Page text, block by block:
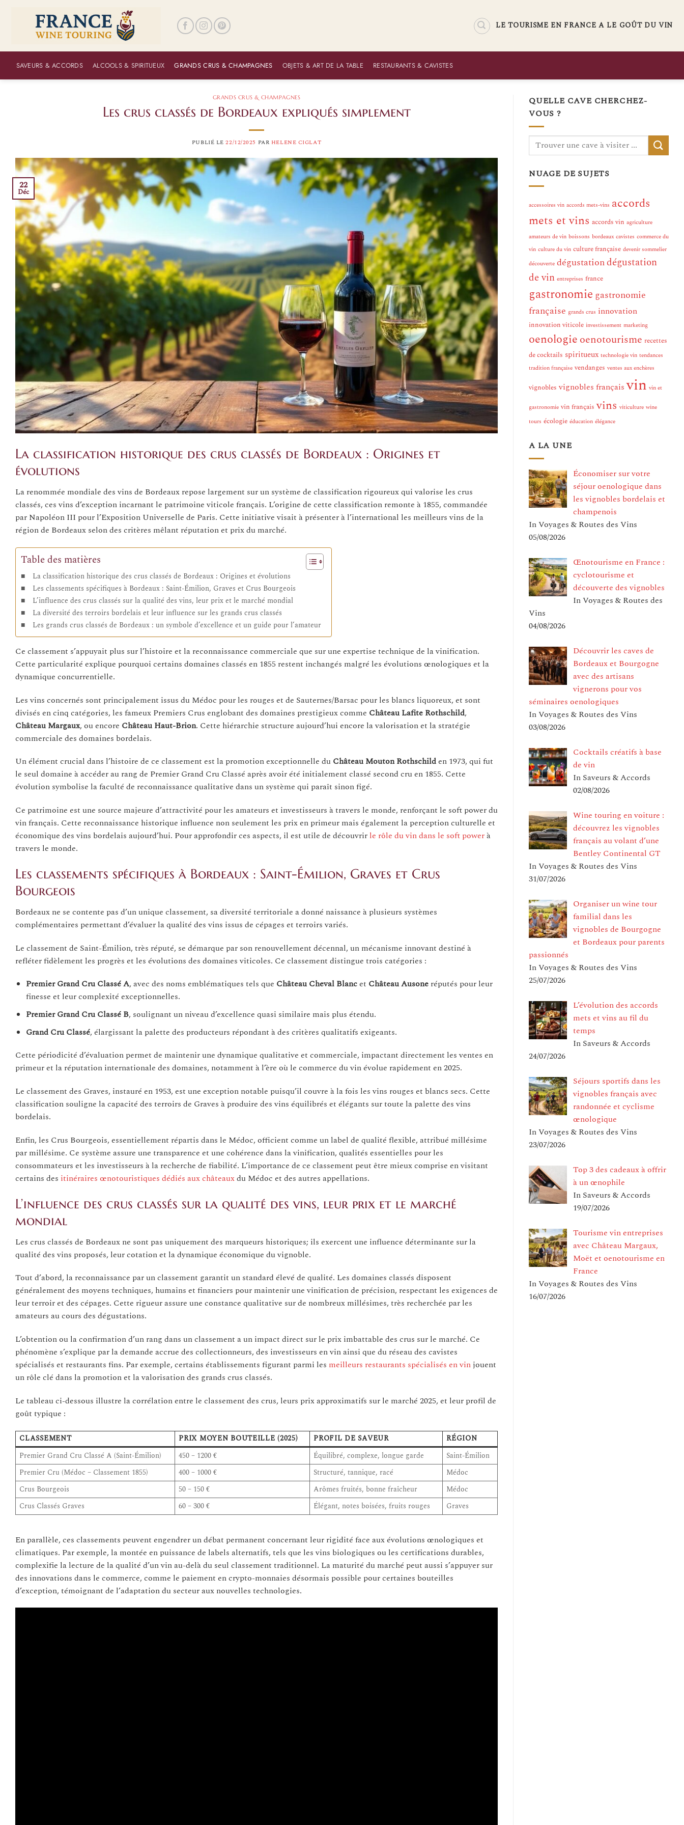
LE TOURISME EN FRANCE A LE GOÛT DU VIN
SAVEURS & ACCORDS ALCOOLS & SPIRITUEUX GRANDS CRUS & CHAMPAGNES OBJETS & ART DE LA TABLE RESTAURANTS & CAVISTES
GRANDS CRUS & CHAMPAGNES
Les crus classés de Bordeaux expliqués simplement
PUBLIÉ LE22/12/2025 PAR HELENE CIGLAT
22
Déc
La classification historique des crus classés de Bordeaux : Origines et
évolutions
La renommée mondiale des vins de Bordeaux repose largement sur un système de classification rigoureux qui valorise les crus
classés, ces vins d’exception incarnant le patrimoine viticole français. L’origine de cette classification remonte à 1855, commandée
par Napoléon III pour l’Exposition Universelle de Paris. Cette initiative visait à présenter à l’international les meilleurs vins de la
région de Bordeaux selon des critères mêlant réputation et prix du marché.
Table des matières
La classification historique des crus classés de Bordeaux : Origines et évolutions
Les classements spécifiques à Bordeaux : Saint-Émilion, Graves et Crus Bourgeois
L’influence des crus classés sur la qualité des vins, leur prix et le marché mondial
La diversité des terroirs bordelais et leur influence sur les grands crus classés
Les grands crus classés de Bordeaux : un symbole d’excellence et un guide pour l’amateur
Ce classement s’appuyait plus sur l’histoire et la reconnaissance commerciale que sur une expertise technique de la vinification.
Cette particularité explique pourquoi certains domaines classés en 1855 restent inchangés malgré les évolutions œnologiques et la
dynamique concurrentielle.
Les vins concernés sont principalement issus du Médoc pour les rouges et de Sauternes/Barsac pour les blancs liquoreux, et sont
divisés en cinq catégories, les fameux Premiers Crus englobant des domaines prestigieux comme Château Lafite Rothschild,
Château Margaux, ou encore Château Haut-Brion. Cette hiérarchie structure aujourd’hui encore la valorisation et la stratégie
commerciale des domaines bordelais.
Un élément crucial dans l’histoire de ce classement est la promotion exceptionnelle du Château Mouton Rothschilden 1973, qui fut
le seul domaine à accéder au rang de Premier Grand Cru Classé après avoir été initialement classé second cru en 1855. Cette
évolution symbolise la faculté de reconnaissance qualitative dans un système qui paraît sinon figé.
Ce patrimoine est une source majeure d’attractivité pour les amateurs et investisseurs à travers le monde, renforçant le soft power du
vin français. Cette reconnaissance historique influence non seulement les prix en primeur mais également la perception culturelle et
économique des vins bordelais aujourd’hui. Pour approfondir ces aspects, il est utile de découvrir le rôle du vin dans le soft powerà
travers le monde.
Les classements spécifiques à Bordeaux : Saint-Émilion, Graves et Crus
Bourgeois
Bordeaux ne se contente pas d’un unique classement, sa diversité territoriale a donné naissance à plusieurs systèmes
complémentaires permettant d’évaluer la qualité des vins issus de cépages et terroirs variés.
Le classement de Saint-Émilion, très réputé, se démarque par son renouvellement décennal, un mécanisme innovant destiné à
refléter fidèlement les progrès et les évolutions des domaines viticoles. Ce classement distingue trois catégories :
Premier Grand Cru Classé A, avec des noms emblématiques tels que Château Cheval Blancet Château Ausoneréputés pour leur
finesse et leur complexité exceptionnelles.
Premier Grand Cru Classé B, soulignant un niveau d’excellence quasi similaire mais plus étendu.
Grand Cru Classé, élargissant la palette des producteurs répondant à des critères qualitatifs exigeants.
Cette périodicité d’évaluation permet de maintenir une dynamique qualitative et commerciale, impactant directement les ventes en
primeur et la réputation internationale des domaines, notamment à l’ère où le commerce du vin évolue rapidement en 2025.
Le classement des Graves, instauré en 1953, est une exception notable puisqu’il couvre à la fois les vins rouges et blancs secs. Cette
classification souligne la capacité des terroirs de Graves à produire des vins équilibrés et élégants sur toute la palette des vins
bordelais.
Enfin, les Crus Bourgeois, essentiellement répartis dans le Médoc, officient comme un label de qualité flexible, attribué millésime
par millésime. Ce système assure une transparence et une cohérence dans la vinification, qualités essentielles pour les
consommateurs et les investisseurs à la recherche de fiabilité. L’importance de ce classement peut être mieux comprise en visitant
certains des itinéraires œnotouristiques dédiés aux châteauxdu Médoc et des autres appellations.
L’influence des crus classés sur la qualité des vins, leur prix et le marché
mondial
Les crus classés de Bordeaux ne sont pas uniquement des marqueurs historiques; ils exercent une influence déterminante sur la
qualité des vins proposés, leur cotation et la dynamique économique du vignoble.
Tout d’abord, la reconnaissance par un classement garantit un standard élevé de qualité. Les domaines classés disposent
généralement des moyens techniques, humains et financiers pour maintenir une vinification de précision, respectant les exigences de
leur terroir et des cépages. Cette rigueur assure une constance qualitative sur de nombreux millésimes, très recherchée par les
amateurs au cours des dégustations.
L’obtention ou la confirmation d’un rang dans un classement a un impact direct sur le prix imbattable des crus sur le marché. Ce
phénomène s’explique par la demande accrue des collectionneurs, des investisseurs en vin ainsi que du réseau des cavistes
spécialisés et restaurants fins. Par exemple, certains établissements figurant parmi les meilleurs restaurants spécialisés en vin jouent
un rôle clé dans la promotion et la valorisation des grands crus classés.
Le tableau ci-dessous illustre la corrélation entre le classement des crus, leurs prix approximatifs sur le marché 2025, et leur profil de
goût typique :
CLASSEMENT PRIX MOYEN BOUTEILLE (2025) PROFIL DE SAVEUR
RÉGION
Premier Grand Cru Classé A (Saint-Émilion)
450 – 1200 € Équilibré, complexe, longue garde
Saint-Émilion
Premier Cru (Médoc – Classement 1855)
400 – 1000 € Structuré, tannique, racé
Médoc
Crus Bourgeois
50 – 150 € Arômes fruités, bonne fraîcheur
Médoc
Crus Classés Graves
60 – 300 € Élégant, notes boisées, fruits rouges Graves
En parallèle, ces classements peuvent engendrer un débat permanent concernant leur rigidité face aux évolutions œnologiques et
climatiques. Par exemple, la montée en puissance de labels alternatifs, tels que les vins biologiques ou les certifications durables,
complexifie la lecture de la qualité d’un vin au-delà du seul classement traditionnel. La maturité du marché peut aussi s’appuyer sur
des innovations dans le commerce, comme le paiement en crypto-monnaies désormais possible pour certaines bouteilles
d’exception, témoignant de l’adaptation du secteur aux nouvelles technologies.
QUELLE CAVE CHERCHEZ-
VOUS ?
NUAGE DE SUJETS
accessoires vin accords mets-vins accords
mets et vins accords vin agriculture
amateurs de vin boissons bordeaux cavistes commerce du
vin culture du vin culture française devenir sommelier
découverte dégustationdégustation
de vin entreprises france
gastronomie gastronomie
française grands crus innovation
innovation viticole investissement marketing
oenologie oenotourisme recettes
de cocktails spiritueux technologie vin tendances
tradition française vendanges ventes aux enchères
vignobles vignobles français vin vin et
gastronomie vin français vins viticulture wine
tours écologie éducation élégance
A LA UNE
Économiser sur votre
séjour oenologique dans
les vignobles bordelais et
champenois
In Voyages & Routes des Vins
05/08/2026
Œnotourisme en France :
cyclotourisme et
découverte des vignobles
In Voyages & Routes des
Vins
04/08/2026
Découvrir les caves de
Bordeaux et Bourgogne
avec des artisans
vignerons pour vos
séminaires oenologiques
In Voyages & Routes des Vins
03/08/2026
Cocktails créatifs à base
de vin
In Saveurs & Accords
02/08/2026
Wine touring en voiture :
découvrez les vignobles
français au volant d’une
Bentley Continental GT
In Voyages & Routes des Vins
31/07/2026
Organiser un wine tour
familial dans les
vignobles de Bourgogne
et Bordeaux pour parents
passionnés
In Voyages & Routes des Vins
25/07/2026
L’évolution des accords
mets et vins au fil du
temps
In Saveurs & Accords
24/07/2026
Séjours sportifs dans les
vignobles français avec
randonnée et cyclisme
œnologique
In Voyages & Routes des Vins
23/07/2026
Top 3 des cadeaux à offrir
à un œnophile
In Saveurs & Accords
19/07/2026
Tourisme vin entreprises
avec Château Margaux,
Moët et oenotourisme en
France
In Voyages & Routes des Vins
16/07/2026